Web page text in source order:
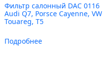
Фильтр салонный DAC 0116
Audi Q7, Porsce Cayenne, VW
Touareg, T5
Подробнее